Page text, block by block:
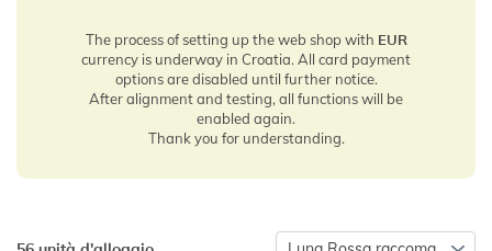
The process of setting up the web shop with EUR
currency is underway in Croatia. All card payment
options are disabled until further notice.
After alignment and testing, all functions will be
enabled again.
Thank you for understanding.